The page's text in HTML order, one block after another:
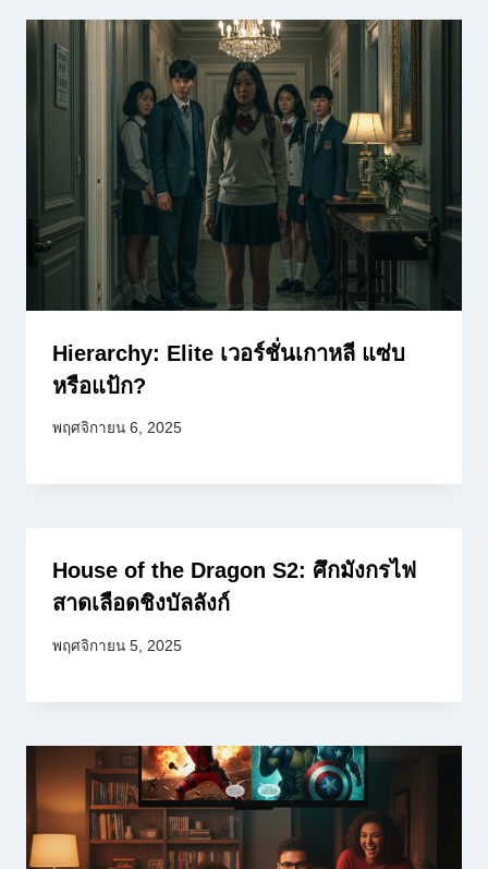
Hierarchy: Elite เวอร์ชั่นเกาหลี แซ่บ
หรือแป้ก?
พฤศจิกายน 6, 2025
House of the Dragon S2: ศึกมังกรไฟ
สาดเลือดชิงบัลลังก์
พฤศจิกายน 5, 2025